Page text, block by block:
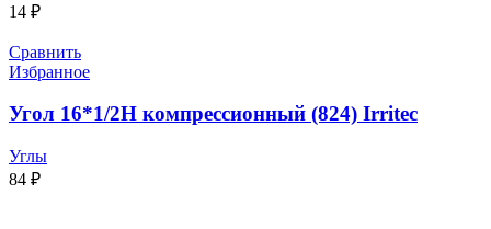
14 ₽
Сравнить
Избранное
Угол 16*1/2Н компрессионный (824) Irritec
Углы
84 ₽